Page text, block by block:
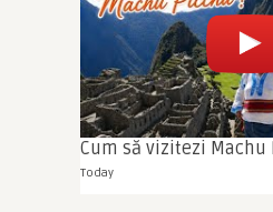
Cum să vizitezi Machu
Today